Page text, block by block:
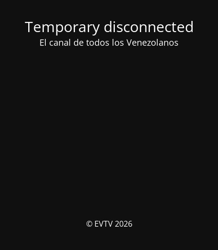
Temporary disconnected
El canal de todos los Venezolanos
© EVTV 2026